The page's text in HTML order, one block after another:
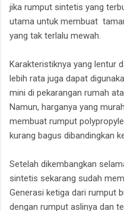
jika rumput sintetis yang
utama untuk membuat
yang tak terlalu mewah.
Karakteristiknya yang lentur
lebih rata juga dapat
mini di pekarangan rumah
Namun, harganya yang
membuat rumput
kurang bagus dibandingkan
Setelah dikembangkan
sintetis sekarang sudah
Generasi ketiga dari rumput
dengan rumput aslinya dan